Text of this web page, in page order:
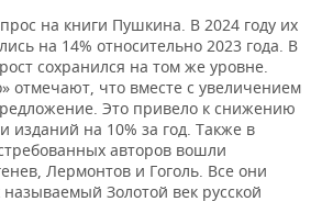
на книги Пушкина. В 2024 году их
на 14% относительно 2023 года. В
сохранился на том же уровне.
отмечают, что вместе с увеличением
Это привело к снижению
изданий на 10% за год. Также в
авторов вошли
Лермонтов и Гоголь. Все они
Золотой век русской